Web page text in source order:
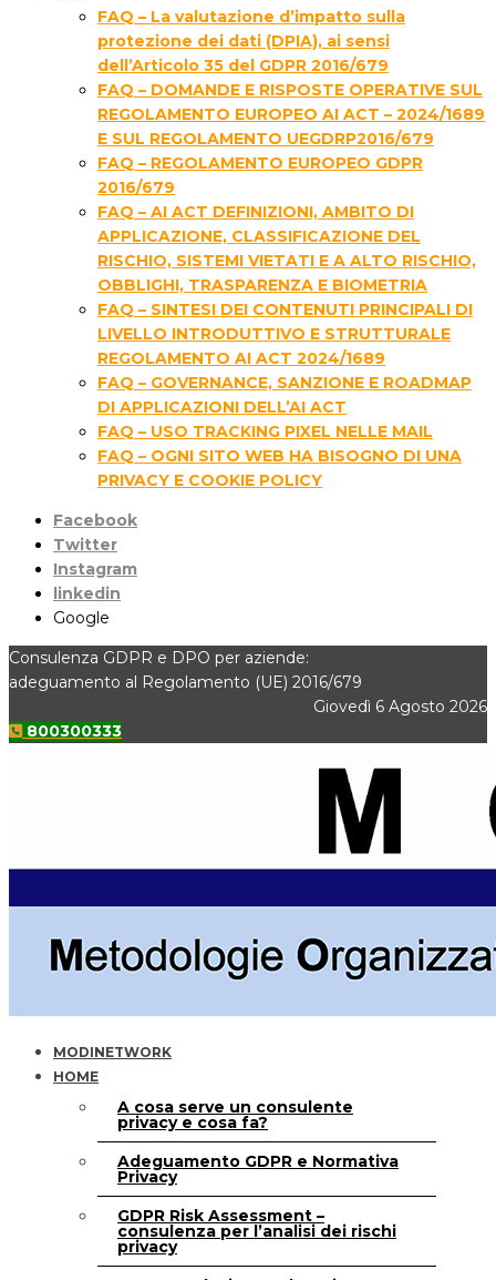
FAQ – La valutazione d’impatto sulla
protezione dei dati (DPIA), ai sensi
dell’Articolo 35 del GDPR 2016/679
FAQ – DOMANDE E RISPOSTE OPERATIVE SUL
REGOLAMENTO EUROPEO AI ACT – 2024/1689
E SUL REGOLAMENTO UEGDRP2016/679
FAQ – REGOLAMENTO EUROPEO GDPR
2016/679
FAQ – AI ACT DEFINIZIONI, AMBITO DI
APPLICAZIONE, CLASSIFICAZIONE DEL
RISCHIO, SISTEMI VIETATI E A ALTO RISCHIO,
OBBLIGHI, TRASPARENZA E BIOMETRIA
FAQ – SINTESI DEI CONTENUTI PRINCIPALI DI
LIVELLO INTRODUTTIVO E STRUTTURALE
REGOLAMENTO AI ACT 2024/1689
FAQ – GOVERNANCE, SANZIONE E ROADMAP
DI APPLICAZIONI DELL’AI ACT
FAQ – USO TRACKING PIXEL NELLE MAIL
FAQ – OGNI SITO WEB HA BISOGNO DI UNA
PRIVACY E COOKIE POLICY
Facebook
Twitter
Instagram
linkedin
Google
Consulenza GDPR e DPO per aziende:
adeguamento al Regolamento (UE) 2016/679
Giovedì 6 Agosto 2026
800300333
MODINETWORK
HOME
A cosa serve un consulente
privacy e cosa fa?
Adeguamento GDPR e Normativa
Privacy
GDPR Risk Assessment –
consulenza per l’analisi dei rischi
privacy